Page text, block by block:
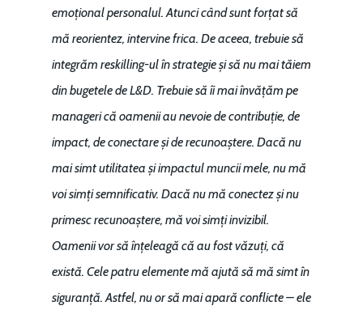
emoțional personalul. Atunci când sunt forțat să
mă reorientez, intervine frica. De aceea, trebuie să
integrăm reskilling-ul în strategie și să nu mai tăiem
din bugetele de L&D. Trebuie să îi mai învățăm pe
manageri că oamenii au nevoie de contribuție, de
impact, de conectare și de recunoaștere. Dacă nu
mai simt utilitatea și impactul muncii mele, nu mă
voi simți semnificativ. Dacă nu mă conectez și nu
primesc recunoaștere, mă voi simți invizibil.
Oamenii vor să înțeleagă că au fost văzuți, că
există. Cele patru elemente mă ajută să mă simt în
siguranță. Astfel, nu or să mai apară conflicte – ele